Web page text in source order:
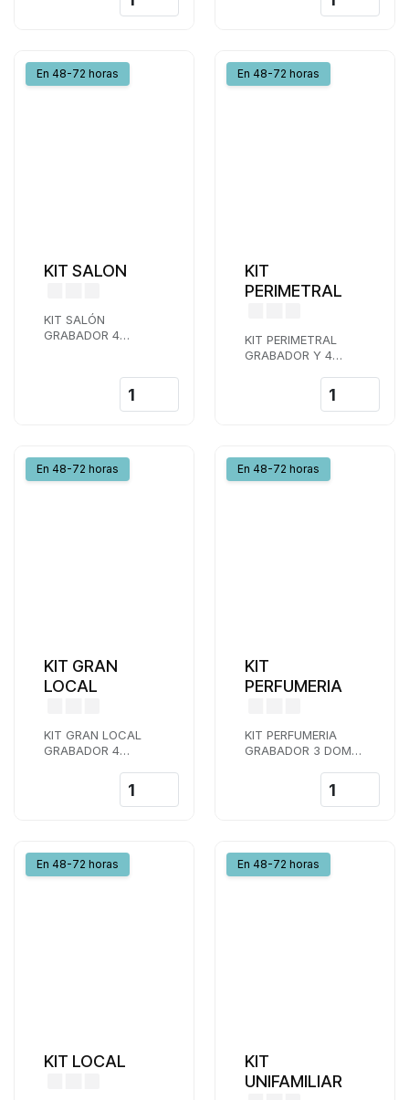
En 48-72 horas
KIT SALON
KIT SALÓN
GRABADOR 4
En 48-72 horas
KIT
PERIMETRAL
KIT PERIMETRAL
GRABADOR Y 4
En 48-72 horas
KIT GRAN
LOCAL
KIT GRAN LOCAL
GRABADOR 4
En 48-72 horas
KIT
PERFUMERIA
KIT PERFUMERIA
GRABADOR 3 DOMO
En 48-72 horas
KIT LOCAL
En 48-72 horas
KIT
UNIFAMILIAR